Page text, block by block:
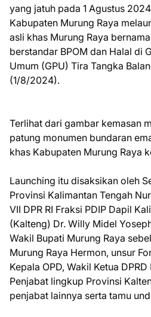
yang jatuh pada 1 Agustus
Kabupaten Murung Raya
asli khas Murung Raya
berstandar BPOM dan Halal di
Umum (GPU) Tira Tangka
(1/8/2024).
Terlihat dari gambar kemasan
patung monumen bundaran
khas Kabupaten Murung Raya
Launching itu disaksikan oleh
Provinsi Kalimantan Tengah
VII DPR RI Fraksi PDIP Dapil
(Kalteng) Dr. Willy Midel
Wakil Bupati Murung Raya
Murung Raya Hermon, unsur
Kepala OPD, Wakil Ketua
Penjabat lingkup Provinsi
penjabat lainnya serta tamu